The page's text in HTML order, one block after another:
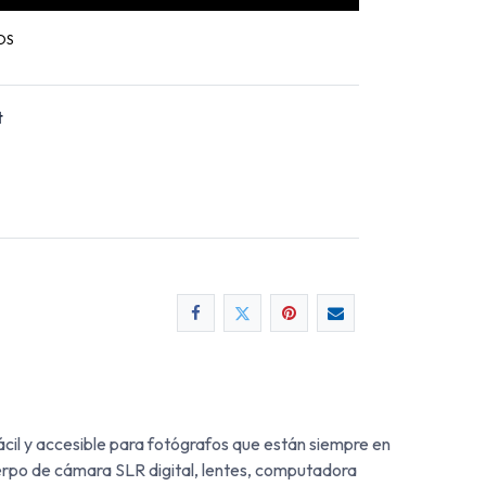
y accesible para fotógrafos que están siempre en
de cámara SLR digital, lentes, computadora